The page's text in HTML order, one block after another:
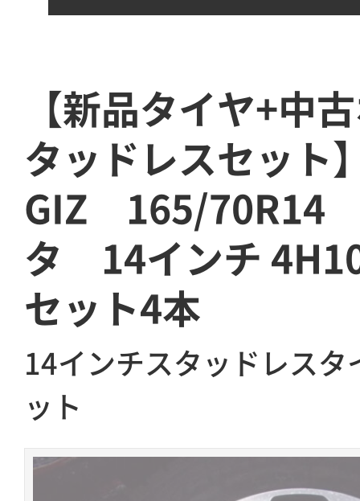
【新品タイヤ+中
タッドレスセット
GIZ 165/70R14
タ 14インチ
セット4本
14インチスタッドレスタ
ット